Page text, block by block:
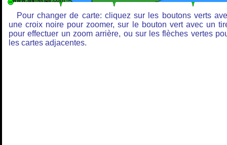
Pour changer de carte: cliquez sur les boutons verts
une croix noire pour zoomer, sur le bouton vert avec un
pour effectuer un zoom arrière, ou sur les flèches vertes
les cartes adjacentes.